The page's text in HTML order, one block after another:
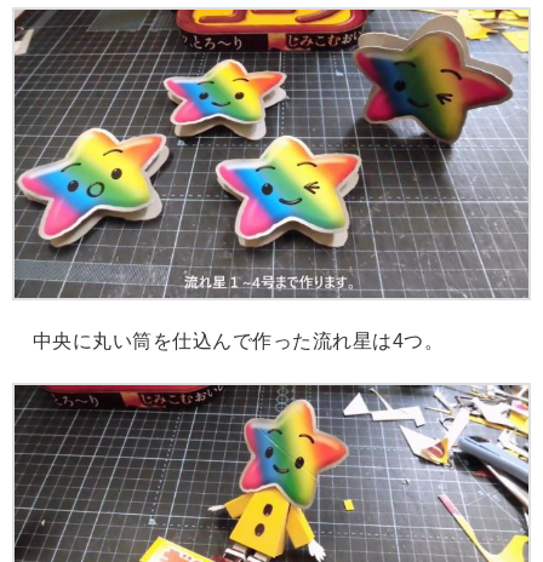
中央に丸い筒を仕込んで作った流れ星は4つ。